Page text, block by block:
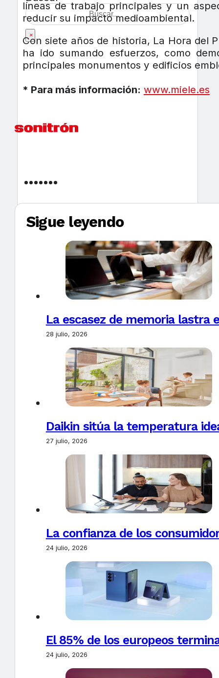
×
líneas de trabajo principales y un
reducir su impacto medioambiental.
Con siete años de historia, La Hora del
ha ido sumando esfuerzos, como
principales monumentos y edificios
* Para más información: www.miele.es
Sigue leyendo
La escasez de memoria lastra
28 julio, 2026
Daikin sitúa la temperatura
27 julio, 2026
La confianza de los
24 julio, 2026
El 85% de los europeos
24 julio, 2026